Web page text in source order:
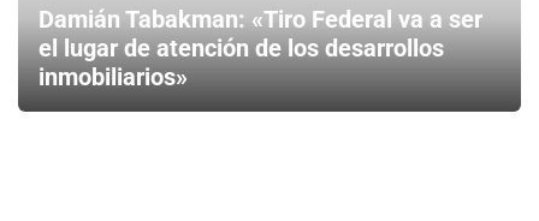
Damián Tabakman: «Tiro Federal va a ser
el lugar de atención de los desarrollos
inmobiliarios»